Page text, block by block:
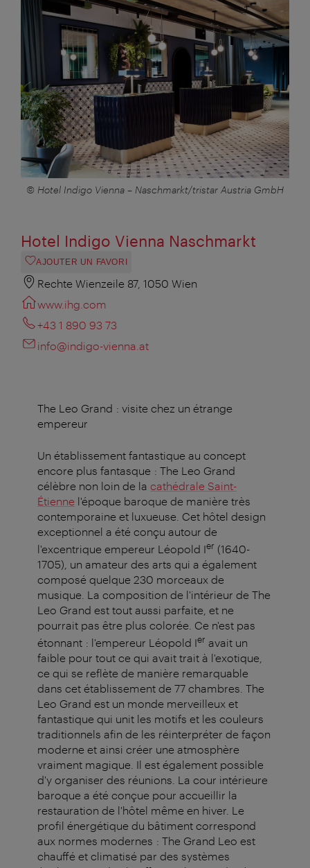
© Hotel Indigo Vienna – Naschmarkt/tristar Austria GmbH
Hotel Indigo Vienna Naschmarkt
AJOUTER UN FAVORI
Rechte Wienzeile 87, 1050 Wien
www.ihg.com
+43 1 890 93 73
info@indigo-vienna.at
The Leo Grand : visite chez un étrange
empereur
Un établissement fantastique au concept
encore plus fantasque : The Leo Grand
célèbre non loin de la cathédrale Saint-
Étienne l'époque baroque de manière très
contemporaine et luxueuse. Cet hôtel design
exceptionnel a été conçu autour de
l'excentrique empereur Léopold Ier (1640-
1705), un amateur des arts qui a également
composé quelque 230 morceaux de
musique. La composition de l'intérieur de The
Leo Grand est tout aussi parfaite, et ne
pourrait pas être plus colorée. Ce n'est pas
étonnant : l'empereur Léopold Ier avait un
faible pour tout ce qui avait trait à l'exotique,
ce qui se reflète de manière remarquable
dans cet établissement de 77 chambres. The
Leo Grand est un monde merveilleux et
fantastique qui unit les motifs et les couleurs
traditionnels afin de les réinterpréter de façon
moderne et ainsi créer une atmosphère
vraiment magique. Il est également possible
d'y organiser des réunions. La cour intérieure
baroque a été conçue pour accueillir la
restauration de l'hôtel même en hiver. Le
profil énergétique du bâtiment correspond
aux normes modernes : The Grand Leo est
chauffé et climatisé par des systèmes